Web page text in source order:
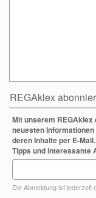
REGAklex
Mit unserem
neuesten
deren Inhalte per E-
Tipps und interessante
Die Abmeldung ist jederzeit